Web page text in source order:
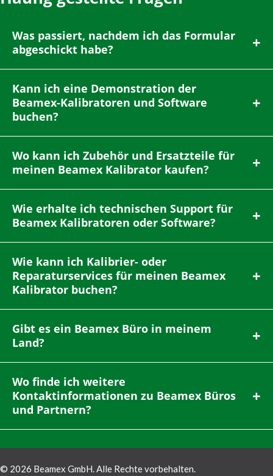
Was passiert, nachdem ich das Formular
abgeschickt habe?
Kann ich eine Demonstration der
Beamex-Kalibratoren und Software
buchen?
Wo kann ich Zubehör und Ersatzteile für
meinen Beamex Kalibrator kaufen?
Wie erhalte ich technischen Support für
Beamex Kalibratoren oder Software?
Wie kann ich Kalibrier- oder
Reparaturservices für meinen Beamex
Kalibrator buchen?
Gibt es ein Beamex Büro in meinem
Land?
Wo finde ich weitere
Kontaktinformationen zu Beamex Büros
und Partnern?
© 2026 Beamex GmbH. Alle Rechte vorbehalten.